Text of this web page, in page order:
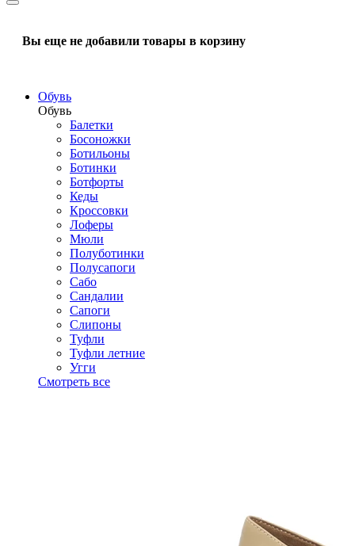
Вы еще не добавили товары в корзину
Обувь
Обувь
Балетки
Босоножки
Ботильоны
Ботинки
Ботфорты
Кеды
Кроссовки
Лоферы
Мюли
Полуботинки
Полусапоги
Сабо
Сандалии
Сапоги
Слипоны
Туфли
Туфли летние
Угги
Смотреть все